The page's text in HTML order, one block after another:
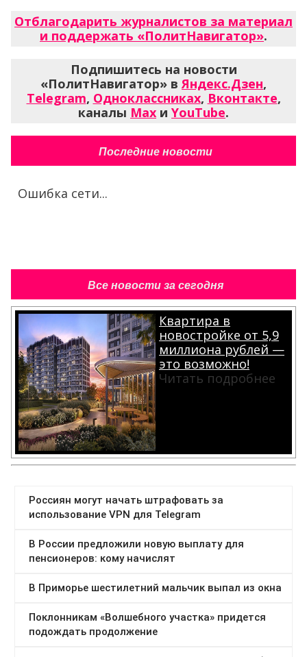
Отблагодарить журналистов за материал
и поддержать «ПолитНавигатор».
Подпишитесь на новости
«ПолитНавигатор» в Яндекс.Дзен,
Telegram, Одноклассниках, Вконтакте,
каналы Max и YouTube.
Последние новости
Ошибка сети...
Все новости за сегодня
Квартира в
новостройке от 5,9
миллиона рублей —
это возможно!
Читать подробнее